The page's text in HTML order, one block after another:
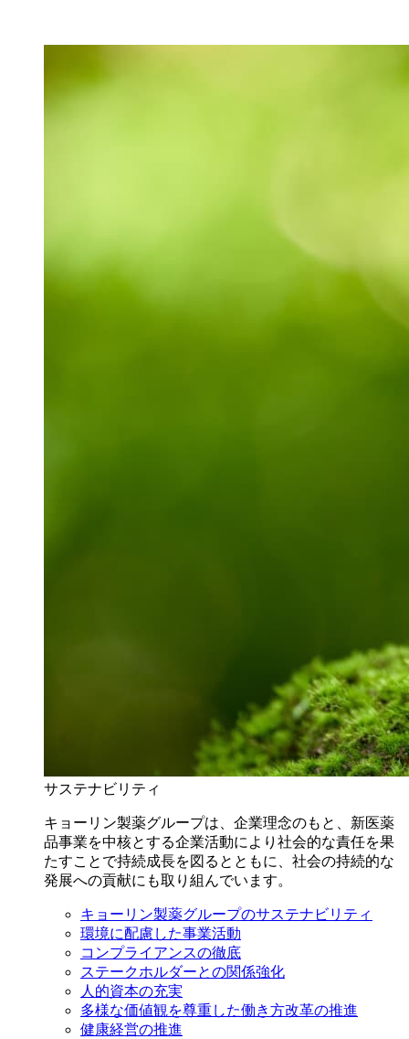
サステナビリティ
キョーリン製薬グループは、企業理念のもと、新医薬
品事業を中核とする企業活動により社会的な責任を果
たすことで持続成長を図るとともに、社会の持続的な
発展への貢献にも取り組んでいます。
キョーリン製薬グループのサステナビリティ
環境に配慮した事業活動
コンプライアンスの徹底
ステークホルダーとの関係強化
人的資本の充実
多様な価値観を尊重した働き方改革の推進
健康経営の推進